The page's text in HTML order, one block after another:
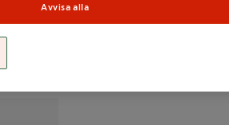
Avvisa alla